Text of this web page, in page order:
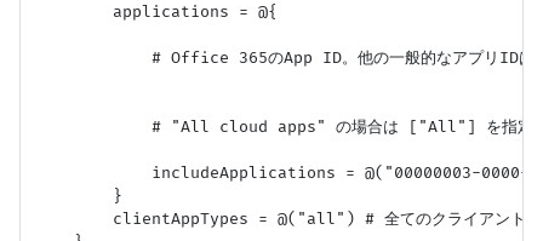
        applications = @{
# Office 365のApp ID。他の一般的なアプリID
            # "All cloud apps" の場合は ["All"] を指定
includeApplications = @("00000003-0000-
        }
clientAppTypes = @("all") # 全てのクライアントア